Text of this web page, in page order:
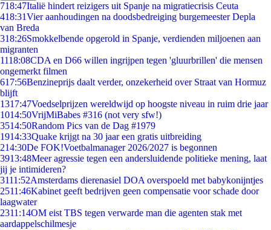
718:47Italië hindert reizigers uit Spanje na migratiecrisis Ceuta
418:31Vier aanhoudingen na doodsbedreiging burgemeester Depla
van Breda
318:26Smokkelbende opgerold in Spanje, verdienden miljoenen aan
migranten
1118:08CDA en D66 willen ingrijpen tegen 'gluurbrillen' die mensen
ongemerkt filmen
617:56Benzineprijs daalt verder, onzekerheid over Straat van Hormuz
blijft
1317:47Voedselprijzen wereldwijd op hoogste niveau in ruim drie jaar
1014:50VrijMiBabes #316 (not very sfw!)
3514:50Random Pics van de Dag #1979
1914:33Quake krijgt na 30 jaar een gratis uitbreiding
214:30De FOK!Voetbalmanager 2026/2027 is begonnen
3913:48Meer agressie tegen een andersluidende politieke mening, laat
jij je intimideren?
3111:52Amsterdams dierenasiel DOA overspoeld met babykonijntjes
2511:46Kabinet geeft bedrijven geen compensatie voor schade door
laagwater
2311:14OM eist TBS tegen verwarde man die agenten stak met
aardappelschilmesje